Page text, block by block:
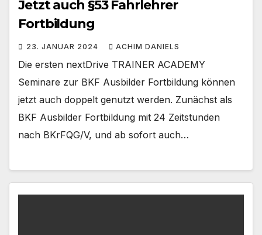
Jetzt auch §53 Fahrlehrer
Fortbildung
23. JANUAR 2024 ACHIM DANIELS
Die ersten nextDrive TRAINER ACADEMY
Seminare zur BKF Ausbilder Fortbildung können
jetzt auch doppelt genutzt werden. Zunächst als
BKF Ausbilder Fortbildung mit 24 Zeitstunden
nach BKrFQG/V, und ab sofort auch…